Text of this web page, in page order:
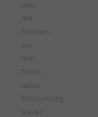
oder
den
Stimmen
aus
dem
Nichts
meine
Hochachtung
wieder